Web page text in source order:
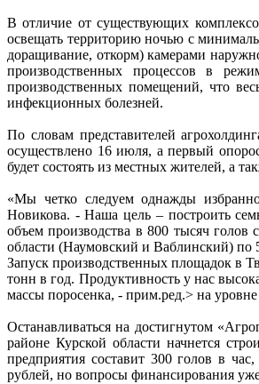
В отличие от существующих
освещать территорию ночью с
доращивание, откорм) камерами
производственных процессов в
производственных помещений, что
инфекционных болезней.
По словам представителей
осуществлено 16 июля, а первый
будет состоять из местных жителей, а
«Мы четко следуем однажды
Новикова. - Наша цель – построить
объем производства в 800 тысяч
области (Наумовский и Ваблинский) по
Запуск производственных площадок в
тонн в год. Продуктивность у нас
массы поросенка, - прим.ред.> на
Останавливаться на достигнутом
районе Курской области начнется
предприятия составит 300 голов в
рублей, но вопросы финансирования